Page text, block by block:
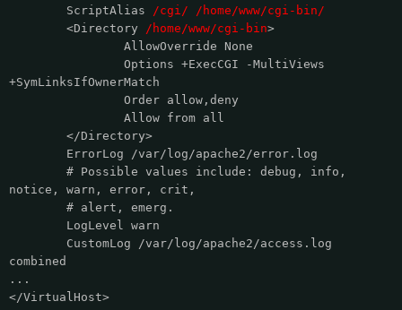
ScriptAlias
/cgi/ /home/www/cgi-bin/
<Directory
/home/www/cgi-bin>
AllowOverride None
Options +ExecCGI -MultiViews
+SymLinksIfOwnerMatch
Order allow,deny
Allow from all
</Directory>
ErrorLog /var/log/apache2/error.log
# Possible values include: debug, info,
notice, warn, error, crit,
# alert, emerg.
LogLevel warn
CustomLog /var/log/apache2/access.log
combined
...
</VirtualHost>